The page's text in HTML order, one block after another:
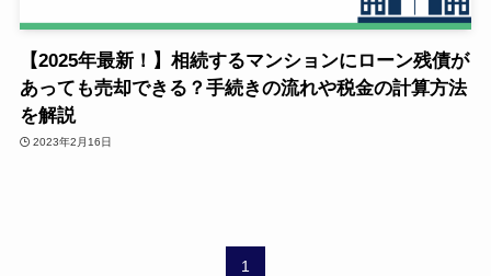
【2025年最新！】相続するマンションにローン残債が
あっても売却できる？手続きの流れや税金の計算方法
を解説
2023年2月16日
1